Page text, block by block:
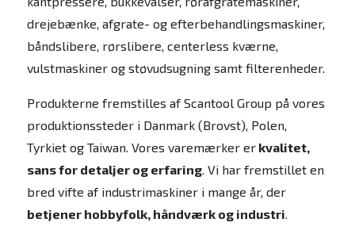
drejebænke, afgrate- og efterbehandlingsmaskiner,
båndslibere, rørslibere, centerless kværne,
vulstmaskiner og støvudsugning samt filterenheder.
Produkterne fremstilles af Scantool Group på vores
produktionssteder i Danmark (Brovst), Polen,
Tyrkiet og Taiwan. Vores varemærker erkvalitet,
sans for detaljer og erfaring. Vi har fremstillet en
bred vifte af industrimaskiner i mange år, der
betjener hobbyfolk, håndværk og industri.